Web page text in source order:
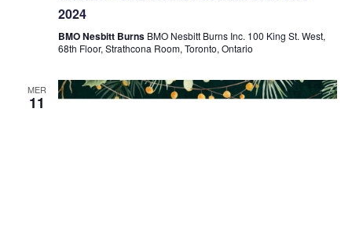
2024
BMO Nesbitt Burns BMO Nesbitt Burns Inc. 100 King St. West,
68th Floor, Strathcona Room, Toronto, Ontario
MER
11